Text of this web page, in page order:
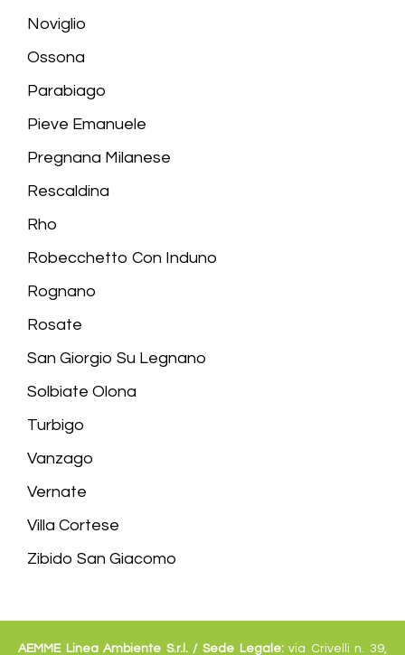
Noviglio
Ossona
Parabiago
Pieve Emanuele
Pregnana Milanese
Rescaldina
Rho
Robecchetto Con Induno
Rognano
Rosate
San Giorgio Su Legnano
Solbiate Olona
Turbigo
Vanzago
Vernate
Villa Cortese
Zibido San Giacomo
AEMME Linea Ambiente S.r.l. / Sede Legale:via Crivelli n. 39,